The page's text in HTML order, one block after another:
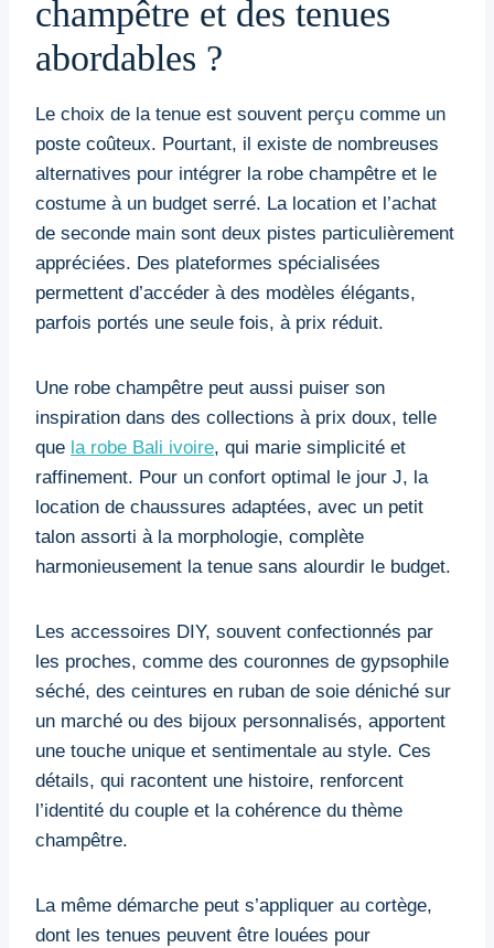
champêtre et des tenues
abordables ?
Le choix de la tenue est souvent perçu comme un
poste coûteux. Pourtant, il existe de nombreuses
alternatives pour intégrer la robe champêtre et le
costume à un budget serré. La location et l’achat
de seconde main sont deux pistes particulièrement
appréciées. Des plateformes spécialisées
permettent d’accéder à des modèles élégants,
parfois portés une seule fois, à prix réduit.
Une robe champêtre peut aussi puiser son
inspiration dans des collections à prix doux, telle
que la robe Bali ivoire, qui marie simplicité et
raffinement. Pour un confort optimal le jour J, la
location de chaussures adaptées, avec un petit
talon assorti à la morphologie, complète
harmonieusement la tenue sans alourdir le budget.
Les accessoires DIY, souvent confectionnés par
les proches, comme des couronnes de gypsophile
séché, des ceintures en ruban de soie déniché sur
un marché ou des bijoux personnalisés, apportent
une touche unique et sentimentale au style. Ces
détails, qui racontent une histoire, renforcent
l’identité du couple et la cohérence du thème
champêtre.
La même démarche peut s’appliquer au cortège,
dont les tenues peuvent être louées pour